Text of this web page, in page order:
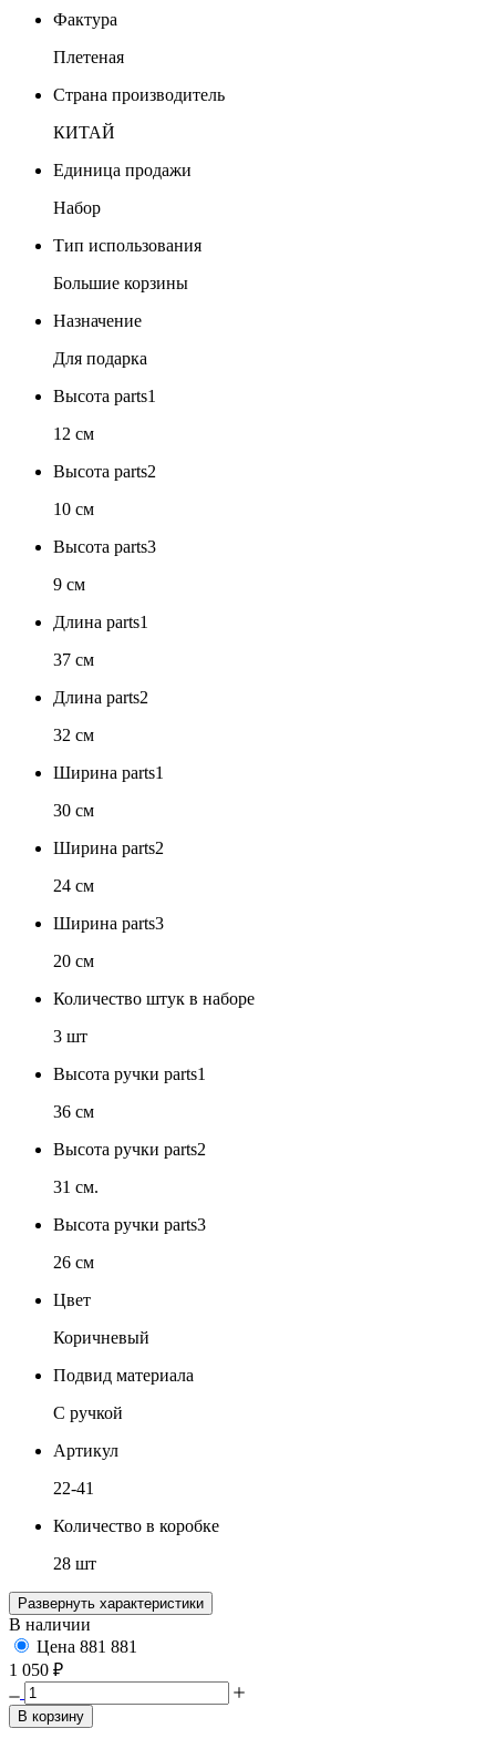
Фактура
Плетеная
Страна производитель
КИТАЙ
Единица продажи
Набор
Тип использования
Большие корзины
Назначение
Для подарка
Высота parts1
12 см
Высота parts2
10 см
Высота parts3
9 см
Длина parts1
37 см
Длина parts2
32 см
Ширина parts1
30 см
Ширина parts2
24 см
Ширина parts3
20 см
Количество штук в наборе
3 шт
Высота ручки parts1
36 см
Высота ручки parts2
31 см.
Высота ручки parts3
26 см
Цвет
Коричневый
Подвид материала
С ручкой
Артикул
22-41
Количество в коробке
28 шт
Развернуть характеристики
В наличии
Цена 881 881
1 050 ₽
В корзину